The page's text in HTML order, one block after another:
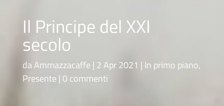
Il Principe del XXI
secolo
daAmmazzacaffe 2 Apr 2021 In primo piano,
Presente 0 commenti